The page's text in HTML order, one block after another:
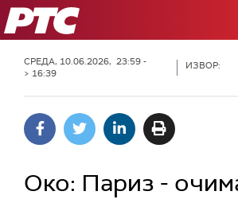
РТС
СРЕДА, 10.06.2026, 23:59 -
> 16:39
ИЗВОР:
Oко: Париз -